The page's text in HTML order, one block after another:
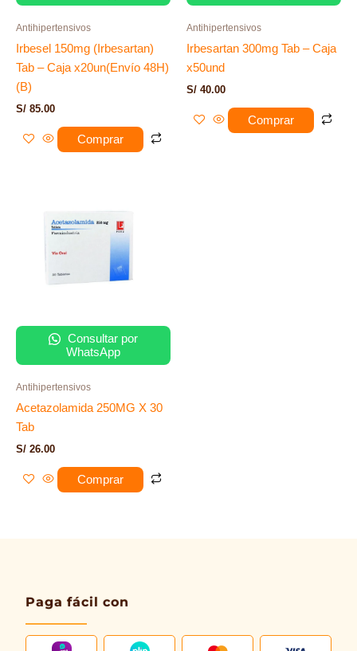
Antihipertensivos
Irbesel 150mg (Irbesartan)
Tab – Caja x20un(Envío 48H)
(B)
S/ 85.00
Comprar
Antihipertensivos
Irbesartan 300mg Tab – Caja
x50und
S/ 40.00
Comprar
Consultar por
WhatsApp
Antihipertensivos
Acetazolamida 250MG X 30
Tab
S/ 26.00
Comprar
Paga fácil con